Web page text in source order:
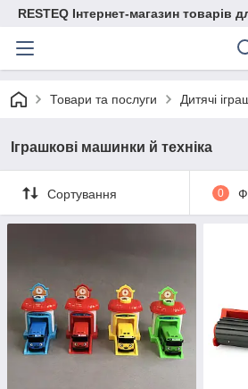
RESTEQ Інтернет-магазин товарів
Товари та послуги Дитячі
Іграшкові машинки й техніка
Сортування 0